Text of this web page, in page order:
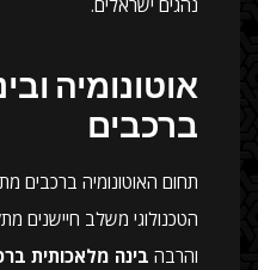
נהגים ישראלים.
אוטונומיה
ברכבים
תחום האוטונומיה ברכבים
הטכנולוגי משלב חיישנים
והרבה בינה מלאכותית